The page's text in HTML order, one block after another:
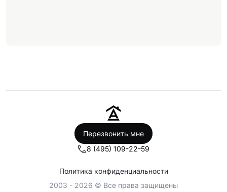
Перезвонить мне
8 (495) 109-22-59
Политика конфиденциальности
2003 - 2026 © Все права защищены